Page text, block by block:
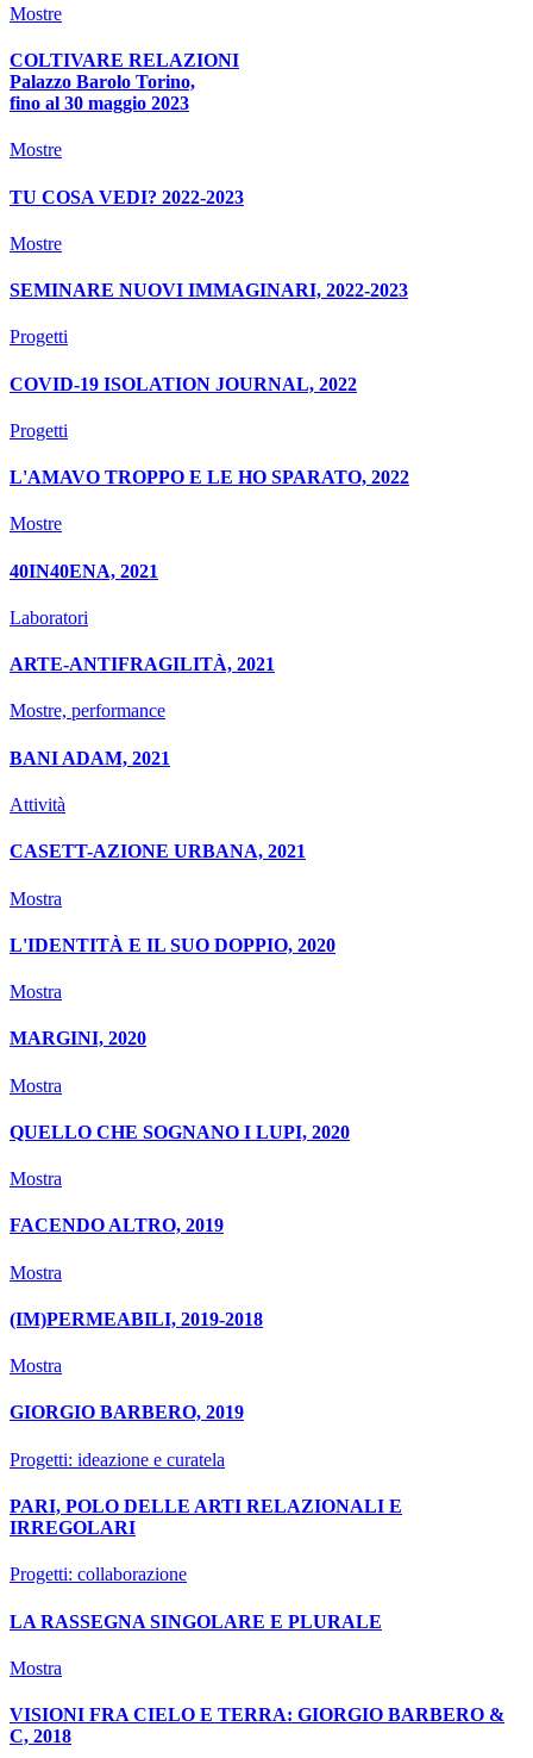
Mostre
COLTIVARE RELAZIONI
Palazzo Barolo Torino,
fino al 30 maggio 2023
Mostre
TU COSA VEDI? 2022-2023
Mostre
SEMINARE NUOVI IMMAGINARI, 2022-2023
Progetti
COVID-19 ISOLATION JOURNAL, 2022
Progetti
L'AMAVO TROPPO E LE HO SPARATO, 2022
Mostre
40IN40ENA, 2021
Laboratori
ARTE-ANTIFRAGILITÀ, 2021
Mostre, performance
BANI ADAM, 2021
Attività
CASETT-AZIONE URBANA, 2021
Mostra
L'IDENTITÀ E IL SUO DOPPIO, 2020
Mostra
MARGINI, 2020
Mostra
QUELLO CHE SOGNANO I LUPI, 2020
Mostra
FACENDO ALTRO, 2019
Mostra
(IM)PERMEABILI, 2019-2018
Mostra
GIORGIO BARBERO, 2019
Progetti: ideazione e curatela
PARI, POLO DELLE ARTI RELAZIONALI E
IRREGOLARI
Progetti: collaborazione
LA RASSEGNA SINGOLARE E PLURALE
Mostra
VISIONI FRA CIELO E TERRA: GIORGIO BARBERO &
C, 2018